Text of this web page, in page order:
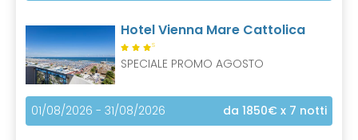
Hotel Vienna Mare Cattolica
S
SPECIALE PROMO AGOSTO
01/08/2026 - 31/08/2026 da 1850€ x 7 notti